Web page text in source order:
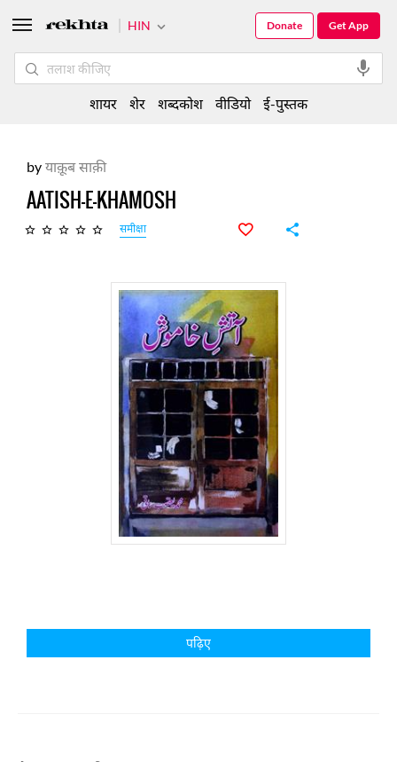
byयाक़ूब साक़ी
AATISH-E-KHAMOSH
समीक्षा
पढ़िए
HIN Get App
Donate
शायर शेर शब्दकोश वीडियो ई-पुस्तक